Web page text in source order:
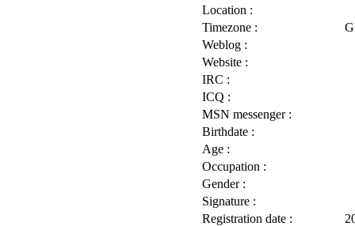
Location :
Timezone :
Weblog :
Website :
IRC :
ICQ :
MSN messenger :
Birthdate :
Age :
Occupation :
Gender :
Signature :
Registration date :